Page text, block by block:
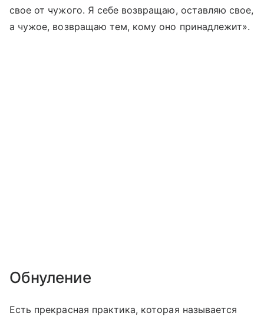
свое от чужого. Я себе возвращаю, оставляю свое,
а чужое, возвращаю тем, кому оно принадлежит».
Обнуление
Есть прекрасная практика, которая называется